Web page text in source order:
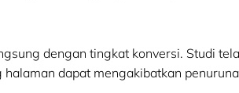
dengan tingkat konversi. Studi
dapat mengakibatkan